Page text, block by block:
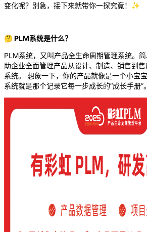
变化呢？别急，接下来就带你一探究竟！✨
🤔 PLM系统是什么？
PLM系统，又叫产品全生命周期管理系统。
助企业全面管理产品从设计、制造、销售到
系统。 想象一下，你的产品就像是一个小宝
系统就是那个记录它每一步成长的“成长手册”